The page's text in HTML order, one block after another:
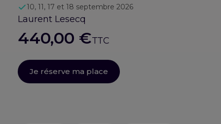
10, 11, 17 et 18 septembre 2026
Laurent Lesecq
440,00 €TTC
Je réserve ma place